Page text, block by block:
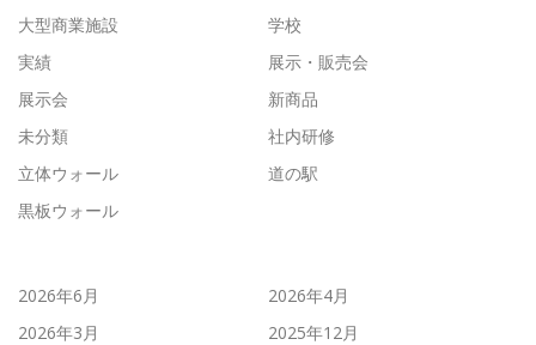
大型商業施設
学校
実績
展示・販売会
展示会
新商品
未分類
社内研修
立体ウォール
道の駅
黒板ウォール
2026年6月
2026年4月
2026年3月
2025年12月